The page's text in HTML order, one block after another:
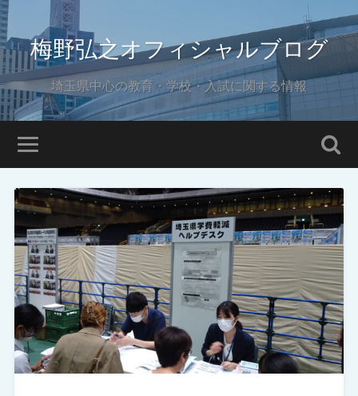
梅野弘之オフィシャルブログ
埼玉県中心の教育・学校・入試に関する情報